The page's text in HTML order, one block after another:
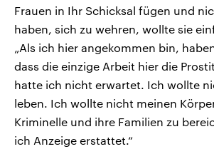
Frauen in Ihr Schicksal fügen und
haben, sich zu wehren, wollte sie
„Als ich hier angekommen bin,
dass die einzige Arbeit hier die
hatte ich nicht erwartet. Ich wollte
leben. Ich wollte nicht meinen
Kriminelle und ihre Familien zu
ich Anzeige erstattet.“